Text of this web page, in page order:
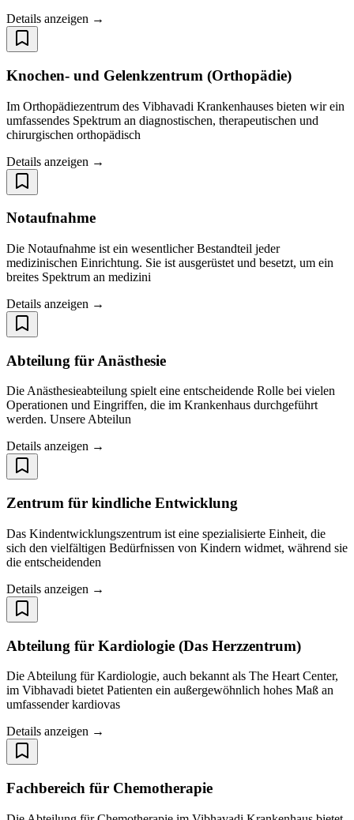
Details anzeigen →
Knochen- und Gelenkzentrum (Orthopädie)
Im Orthopädiezentrum des Vibhavadi Krankenhauses bieten wir ein
umfassendes Spektrum an diagnostischen, therapeutischen und
chirurgischen orthopädisch
Details anzeigen →
Notaufnahme
Die Notaufnahme ist ein wesentlicher Bestandteil jeder
medizinischen Einrichtung. Sie ist ausgerüstet und besetzt, um ein
breites Spektrum an medizini
Details anzeigen →
Abteilung für Anästhesie
Die Anästhesieabteilung spielt eine entscheidende Rolle bei vielen
Operationen und Eingriffen, die im Krankenhaus durchgeführt
werden. Unsere Abteilun
Details anzeigen →
Zentrum für kindliche Entwicklung
Das Kindentwicklungszentrum ist eine spezialisierte Einheit, die
sich den vielfältigen Bedürfnissen von Kindern widmet, während sie
die entscheidenden
Details anzeigen →
Abteilung für Kardiologie (Das Herzzentrum)
Die Abteilung für Kardiologie, auch bekannt als The Heart Center,
im Vibhavadi bietet Patienten ein außergewöhnlich hohes Maß an
umfassender kardiovas
Details anzeigen →
Fachbereich für Chemotherapie